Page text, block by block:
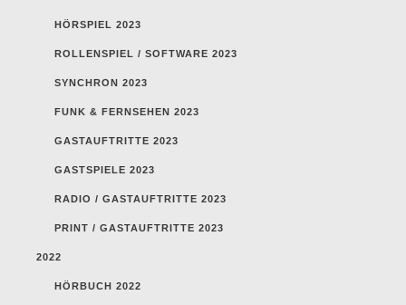
HÖRSPIEL 2023
ROLLENSPIEL / SOFTWARE 2023
SYNCHRON 2023
FUNK & FERNSEHEN 2023
GASTAUFTRITTE 2023
GASTSPIELE 2023
RADIO / GASTAUFTRITTE 2023
PRINT / GASTAUFTRITTE 2023
2022
HÖRBUCH 2022